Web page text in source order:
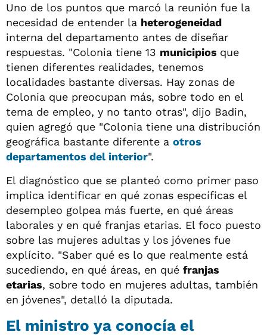
Uno de los puntos que marcó la reunión fue la
necesidad de entender la heterogeneidad
interna del departamento antes de diseñar
respuestas. "Colonia tiene 13 municipios que
tienen diferentes realidades, tenemos
localidades bastante diversas. Hay zonas de
Colonia que preocupan más, sobre todo en el
tema de empleo, y no tanto otras", dijo Badin,
quien agregó que "Colonia tiene una distribución
geográfica bastante diferente a otros
departamentos del interior".
El diagnóstico que se planteó como primer paso
implica identificar en qué zonas específicas el
desempleo golpea más fuerte, en qué áreas
laborales y en qué franjas etarias. El foco puesto
sobre las mujeres adultas y los jóvenes fue
explícito. "Saber qué es lo que realmente está
sucediendo, en qué áreas, en qué franjas
etarias, sobre todo en mujeres adultas, también
en jóvenes", detalló la diputada.
El ministro ya conocía el